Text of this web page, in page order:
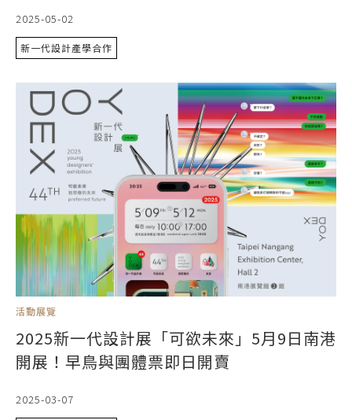
2025-05-02
新一代設計產學合作
活動展覽
2025新一代設計展「可欲未來」5月9日南港
開展！早鳥與團體票即日開賣
2025-03-07